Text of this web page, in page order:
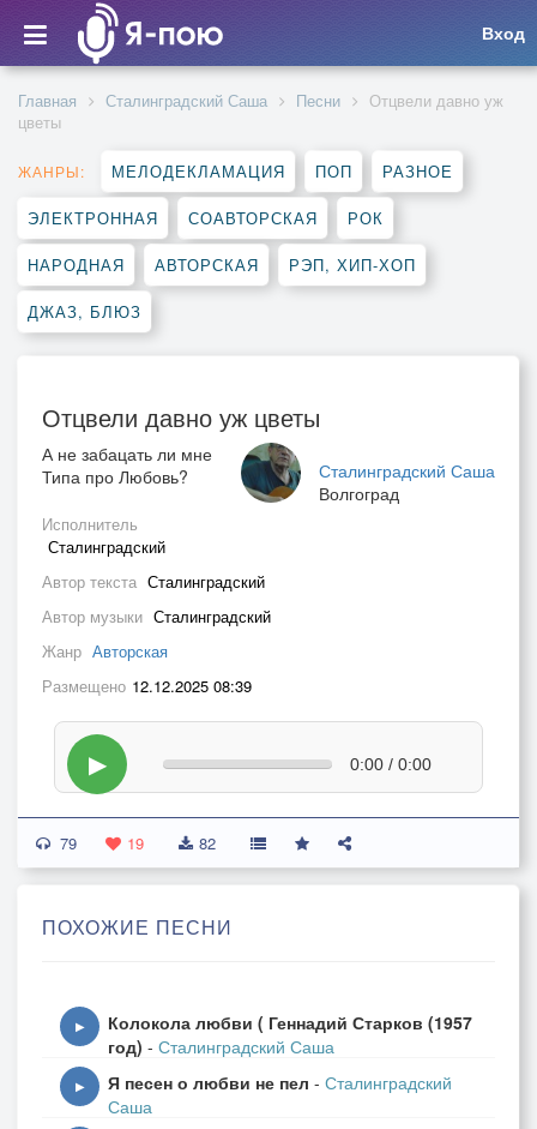
Вход
Главная Сталинградский Саша Песни
Отцвели давно уж
цветы
ЖАНРЫ: МЕЛОДЕКЛАМАЦИЯ ПОП РАЗНОЕ
ЭЛЕКТРОННАЯ СОАВТОРСКАЯ РОК
НАРОДНАЯ АВТОРСКАЯ РЭП, ХИП-ХОП
ДЖАЗ, БЛЮЗ
Отцвели давно уж цветы
Сталинградский Саша
Волгоград
А не забацать ли мне
Типа про Любовь?
Исполнитель
Сталинградский
Автор текста Сталинградский
Автор музыки Сталинградский
Жанр Авторская
Размещено 12.12.2025 08:39
▶ 0:00 / 0:00
79 19 82
ПОХОЖИЕ ПЕСНИ
▶
Колокола любви ( Геннадий Старков (1957
год) - Сталинградский Саша
▶ Я песен о любви не пел - Сталинградский
Саша